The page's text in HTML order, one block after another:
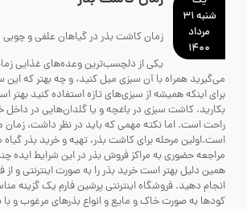
شنبه ۳۱
مرداد
۱۴۰۰
زمان کاشت بذر در گیاهان علفی و
یکی از دلچسب‌ترین وعده‌های غذایی
می‌گیرید همراه با آن سبزی میل کنید، و چه بهتر که این
برای اینکه همیشه از سبزی‌های تازه استفاده کنید بهتر
بکارید. کاشت سبزی در باغچه و یا گلدان‌‌هایی در داخل
راحت است. اما نکته مهمی که باید در نظر داشت،
است.اولین مرحله برای کاشت بذر، تهیه و خرید بذر
مراجعه حضوری به مراکز فروش بذر در این شرایط ایده
همین دلیل بهتر است خرید بذر را به‌ صورت اینترنتی و از
انجام دهید. فروشگاه اینترنتی پرشین فارم یک گزینه
کودها به صورت خاک و مایع و انواع بذرهای مرغوب و با